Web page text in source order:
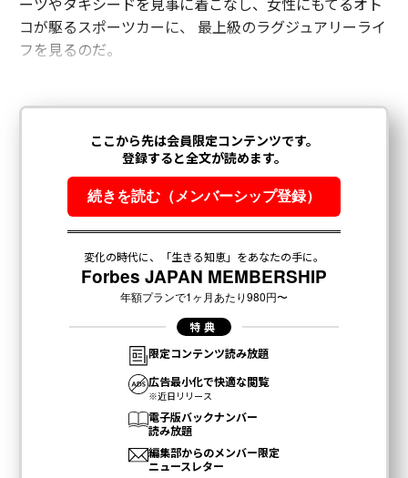
コが駆るスポーツカーに、 最上級のラグジュアリーライ
フを見るのだ。